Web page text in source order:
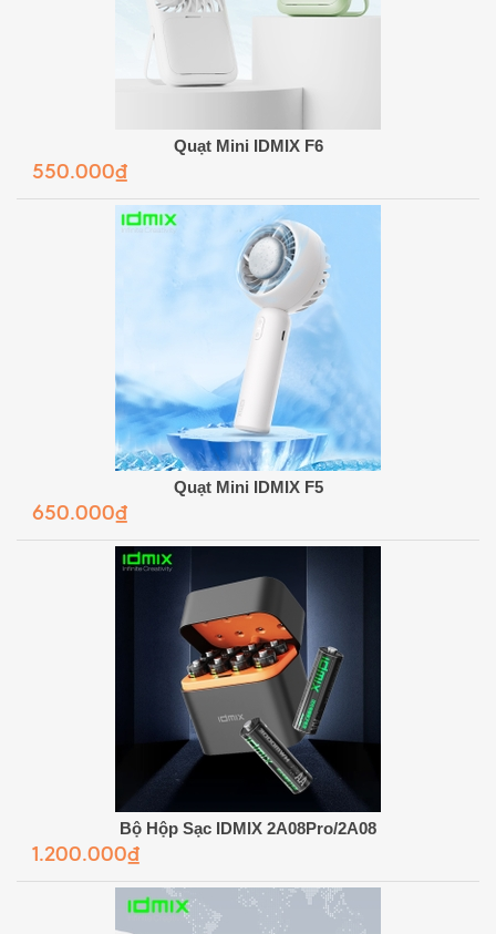
Quạt Mini IDMIX F6
550.000₫
Quạt Mini IDMIX F5
650.000₫
Bộ Hộp Sạc IDMIX 2A08Pro/2A08
1.200.000₫